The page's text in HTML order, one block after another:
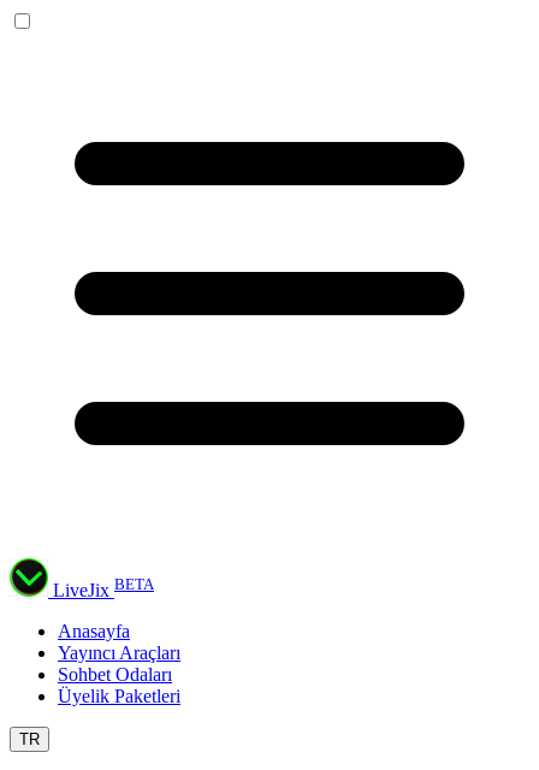
LiveJix BETA
Anasayfa
Yayıncı Araçları
Sohbet Odaları
Üyelik Paketleri
TR